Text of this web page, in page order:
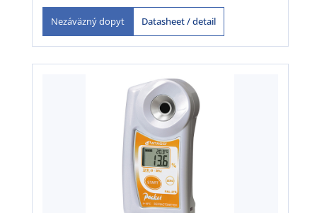
Nezáväzný dopyt Datasheet / detail